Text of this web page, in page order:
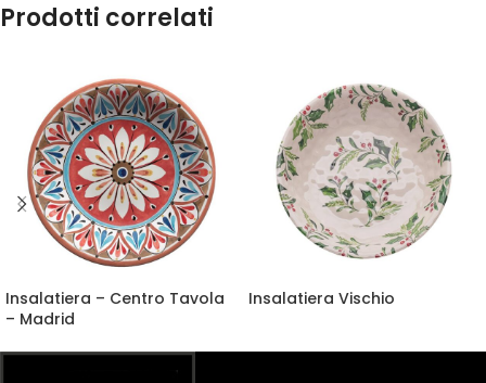
Prodotti correlati
Insalatiera – Centro Tavola
– Madrid
Insalatiera Vischio